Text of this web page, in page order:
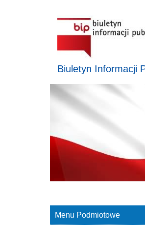
Biuletyn Informacji
Menu Podmiotowe